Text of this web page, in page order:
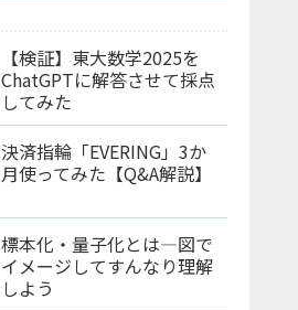
【検証】東大数学2025を
ChatGPTに解答させて採点
してみた
決済指輪「EVERING」3か
月使ってみた【Q&A解説】
標本化・量子化とは―図で
イメージしてすんなり理解
しよう